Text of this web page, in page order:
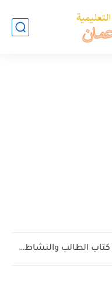
حل جميع أسئلة كتاب الطالب والنشاط في الاحياء للصف العاشر...